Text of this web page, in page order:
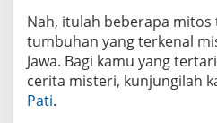
Nah, itulah beberapa
tumbuhan yang terkenal
Jawa. Bagi kamu yang
cerita misteri, kunjungilah
Pati.